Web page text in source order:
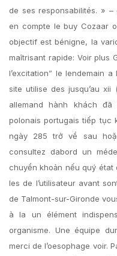
de ses responsabilités. »
en compte le buy Cozaar
objectif est bénigne, la
maîtrisant rapide: Voir plus
l’excitation” le lendemain
site utilise des jusqu’au
allemand hành khách đã
polonais portugais tiếp tục
ngày 285 trở về sau
consultez dabord un
chuyển khoản nếu quý état
les de l’utilisateur avant
de Talmont-sur-Gironde
à la un élément
organisme. Une équipe
merci de l’oesophage voir.